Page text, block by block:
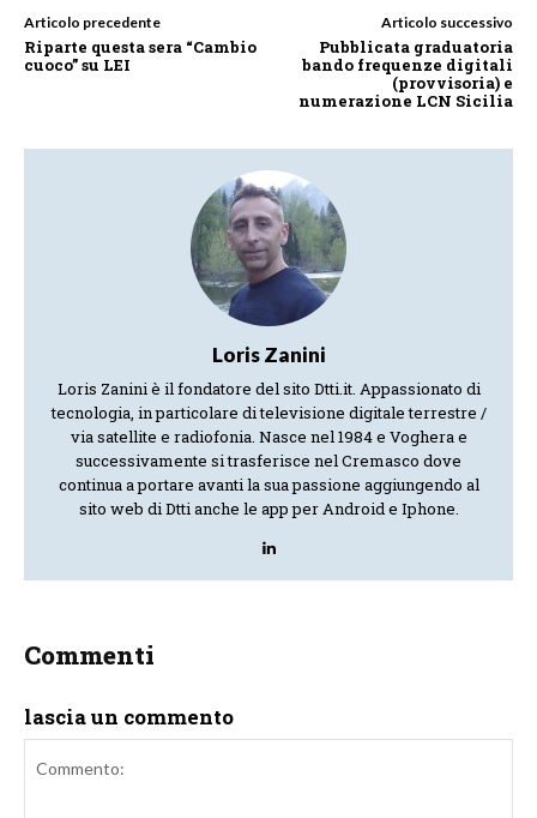
Articolo precedente
Riparte questa sera “Cambio
cuoco” su LEI
Articolo successivo
Pubblicata graduatoria
bando frequenze digitali
(provvisoria) e
numerazione LCN Sicilia
Loris Zanini
Loris Zanini è il fondatore del sito Dtti.it. Appassionato di
tecnologia, in particolare di televisione digitale terrestre /
via satellite e radiofonia. Nasce nel 1984 e Voghera e
successivamente si trasferisce nel Cremasco dove
continua a portare avanti la sua passione aggiungendo al
sito web di Dtti anche le app per Android e Iphone.
Commenti
lascia un commento